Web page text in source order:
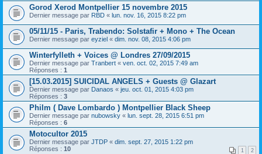
Gorod Xerod Montpellier 15 novembre 2015
Dernier message par RBD « lun. nov. 16, 2015 8:22 pm
05/11/15 - Paris, Trabendo: Solstafir + Mono + The Ocean
Dernier message par eyziel « dim. nov. 08, 2015 4:06 pm
Winterfylleth + Voices @ Londres 27/09/2015
Dernier message par Tranbert « ven. oct. 02, 2015 7:49 am
Réponses : 1
[15.03.2015] SUICIDAL ANGELS + Guests @ Glazart
Dernier message par Danaos « jeu. oct. 01, 2015 4:03 pm
Réponses : 3
Philm ( Dave Lombardo ) Montpellier Black Sheep
Dernier message par nubowsky « lun. sept. 28, 2015 6:51 pm
Réponses : 6
Motocultor 2015
Dernier message par JTDP « dim. sept. 27, 2015 1:22 pm
Réponses : 10 1 2